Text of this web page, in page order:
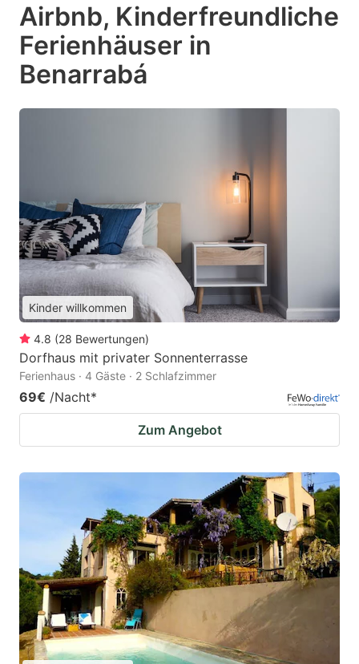
Airbnb, Kinderfreundliche
Ferienhäuser in
Benarrabá
Kinder willkommen
4.8 (28 Bewertungen)
Dorfhaus mit privater Sonnenterrasse
Ferienhaus · 4 Gäste · 2 Schlafzimmer
69€ /Nacht*
Zum Angebot